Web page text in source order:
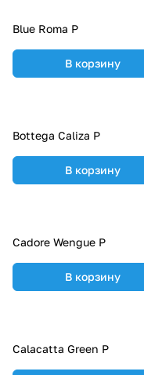
Blue Roma P
В корзину
Bottega Caliza P
В корзину
Cadore Wengue P
В корзину
Calacatta Green P